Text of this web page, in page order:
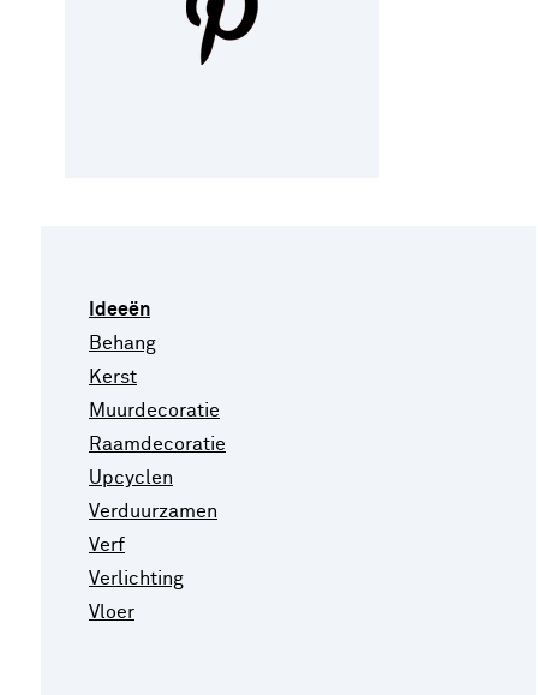
Ideeën
Behang
Kerst
Muurdecoratie
Raamdecoratie
Upcyclen
Verduurzamen
Verf
Verlichting
Vloer